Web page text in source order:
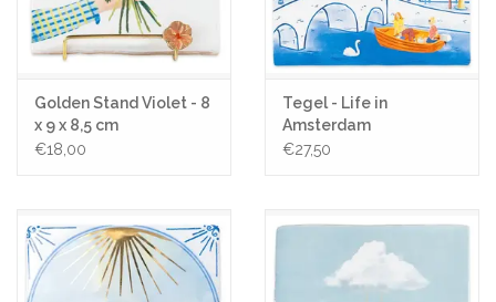
Golden Stand Violet - 8
x 9 x 8,5 cm
€18,00
Tegel - Life in
Amsterdam
€27,50